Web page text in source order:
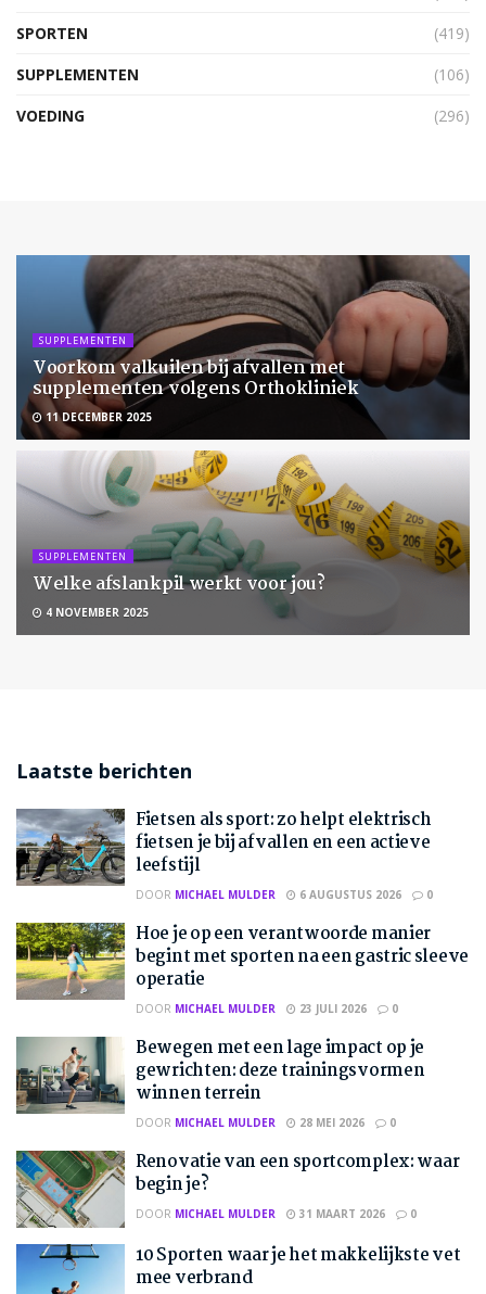
SPORTEN
(419)
SUPPLEMENTEN
(106)
VOEDING
(296)
SUPPLEMENTEN
Voorkom valkuilen bij afvallen met
supplementen volgens Orthokliniek
11 DECEMBER 2025
SUPPLEMENTEN
Welke afslankpil werkt voor jou?
4 NOVEMBER 2025
Laatste berichten
Fietsen als sport: zo helpt elektrisch
fietsen je bij afvallen en een actieve
leefstijl
DOOR MICHAEL MULDER 6 AUGUSTUS 2026 0
Hoe je op een verantwoorde manier
begint met sporten na een gastric sleeve
operatie
DOOR MICHAEL MULDER 23 JULI 2026 0
Bewegen met een lage impact op je
gewrichten: deze trainingsvormen
winnen terrein
DOOR MICHAEL MULDER 28 MEI 2026 0
Renovatie van een sportcomplex: waar
begin je?
DOOR MICHAEL MULDER 31 MAART 2026 0
10 Sporten waar je het makkelijkste vet
mee verbrand